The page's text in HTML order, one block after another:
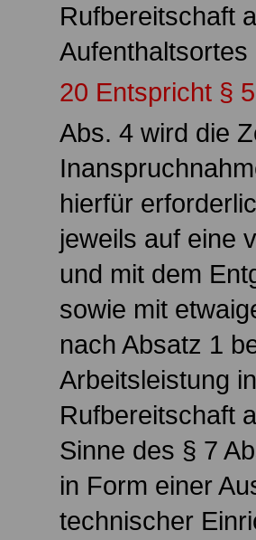
Rufbereitschaft
20 Entspricht §
Abs. 4 wird die
hierfür
jeweils auf eine
und mit dem
sowie mit
nach Absatz 1
Arbeitsleistung
Rufbereitschaft
Sinne des § 7
in Form einer
technischer